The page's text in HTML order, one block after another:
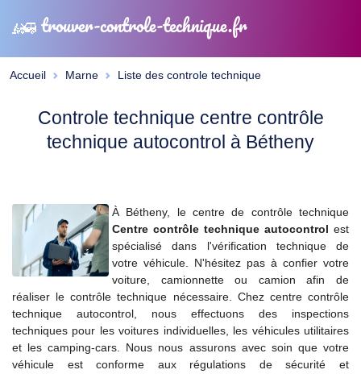
trouver-controle-technique.fr
Accueil Marne Liste des controle technique
Controle technique centre contrôle
technique autocontrol à Bétheny
À Bétheny, le centre de contrôle technique
Centre contrôle technique autocontrol est
spécialisé dans l'vérification technique de
votre véhicule. N'hésitez pas à confier votre
voiture, camionnette ou camion afin de
réaliser le contrôle technique nécessaire. Chez centre contrôle
technique autocontrol, nous effectuons des inspections
techniques pour les voitures individuelles, les véhicules utilitaires
et les camping-cars. Nous nous assurons avec soin que votre
véhicule est conforme aux régulations de sécurité et